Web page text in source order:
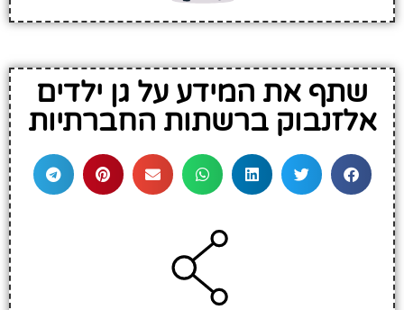
שתף את המידע על גן ילדים
אלזנבוק ברשתות החברתיות